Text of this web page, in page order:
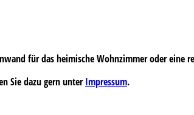
für das heimische Wohnzimmer oder eine
Sie dazu gern unterImpressum.